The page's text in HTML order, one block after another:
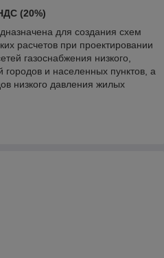
(20%)
для создания схем
расчетов при проектировании
газоснабжения низкого,
городов и населенных пунктов, а
низкого давления жилых